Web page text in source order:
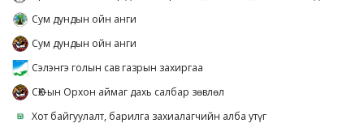
Сум дундын ойн анги
Сум дундын ойн анги
Сэлэнгэ голын сав газрын захиргаа
СӨХ-ын Орхон аймаг дахь салбар зөвлөл
Хот байгуулалт, барилга захиалагчийн алба утүг